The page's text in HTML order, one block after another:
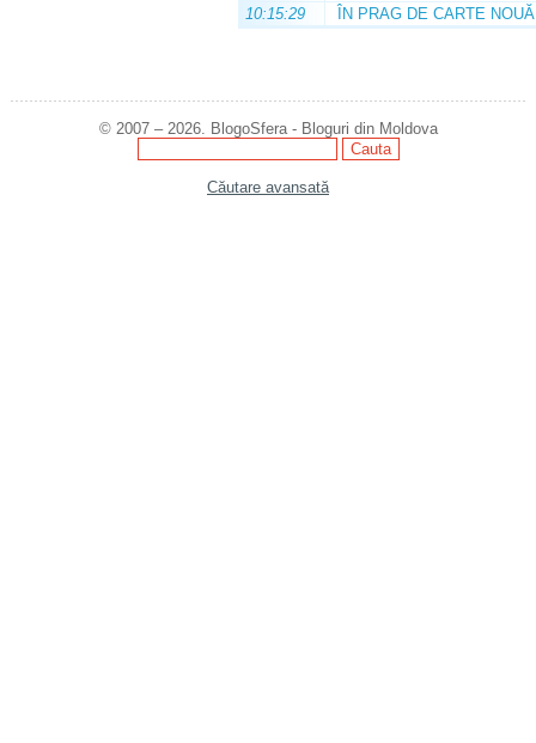
10:15:29
ÎN PRAG DE CARTE NOUĂ
© 2007 – 2026. BlogoSfera - Bloguri din Moldova
Căutare avansată